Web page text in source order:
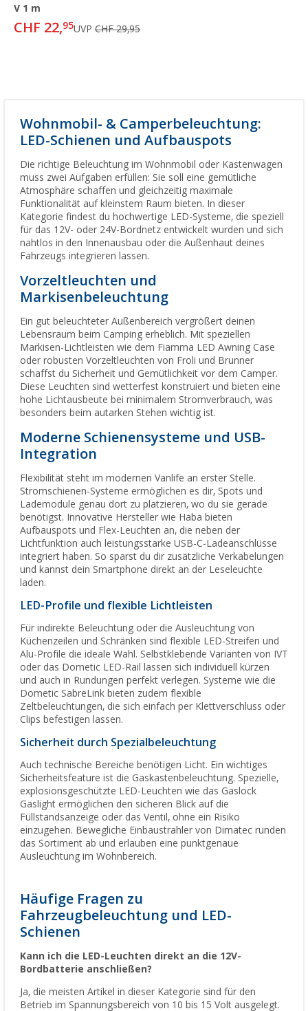
V 1 m
CHF 22,95UVP CHF 29,95
Wohnmobil- & Camperbeleuchtung:
LED-Schienen und Aufbauspots
Die richtige Beleuchtung im Wohnmobil oder Kastenwagen
muss zwei Aufgaben erfüllen: Sie soll eine gemütliche
Atmosphäre schaffen und gleichzeitig maximale
Funktionalität auf kleinstem Raum bieten. In dieser
Kategorie findest du hochwertige LED-Systeme, die speziell
für das 12V- oder 24V-Bordnetz entwickelt wurden und sich
nahtlos in den Innenausbau oder die Außenhaut deines
Fahrzeugs integrieren lassen.
Vorzeltleuchten und
Markisenbeleuchtung
Ein gut beleuchteter Außenbereich vergrößert deinen
Lebensraum beim Camping erheblich. Mit speziellen
Markisen-Lichtleisten wie dem Fiamma LED Awning Case
oder robusten Vorzeltleuchten von Froli und Brunner
schaffst du Sicherheit und Gemütlichkeit vor dem Camper.
Diese Leuchten sind wetterfest konstruiert und bieten eine
hohe Lichtausbeute bei minimalem Stromverbrauch, was
besonders beim autarken Stehen wichtig ist.
Moderne Schienensysteme und USB-
Integration
Flexibilität steht im modernen Vanlife an erster Stelle.
Stromschienen-Systeme ermöglichen es dir, Spots und
Lademodule genau dort zu platzieren, wo du sie gerade
benötigst. Innovative Hersteller wie Haba bieten
Aufbauspots und Flex-Leuchten an, die neben der
Lichtfunktion auch leistungsstarke USB-C-Ladeanschlüsse
integriert haben. So sparst du dir zusätzliche Verkabelungen
und kannst dein Smartphone direkt an der Leseleuchte
laden.
LED-Profile und flexible Lichtleisten
Für indirekte Beleuchtung oder die Ausleuchtung von
Küchenzeilen und Schränken sind flexible LED-Streifen und
Alu-Profile die ideale Wahl. Selbstklebende Varianten von IVT
oder das Dometic LED-Rail lassen sich individuell kürzen
und auch in Rundungen perfekt verlegen. Systeme wie die
Dometic SabreLink bieten zudem flexible
Zeltbeleuchtungen, die sich einfach per Klettverschluss oder
Clips befestigen lassen.
Sicherheit durch Spezialbeleuchtung
Auch technische Bereiche benötigen Licht. Ein wichtiges
Sicherheitsfeature ist die Gaskastenbeleuchtung. Spezielle,
explosionsgeschützte LED-Leuchten wie das Gaslock
Gaslight ermöglichen den sicheren Blick auf die
Füllstandsanzeige oder das Ventil, ohne ein Risiko
einzugehen. Bewegliche Einbaustrahler von Dimatec runden
das Sortiment ab und erlauben eine punktgenaue
Ausleuchtung im Wohnbereich.
Häufige Fragen zu
Fahrzeugbeleuchtung und LED-
Schienen
Kann ich die LED-Leuchten direkt an die 12V-
Bordbatterie anschließen?
Ja, die meisten Artikel in dieser Kategorie sind für den
Betrieb im Spannungsbereich von 10 bis 15 Volt ausgelegt.